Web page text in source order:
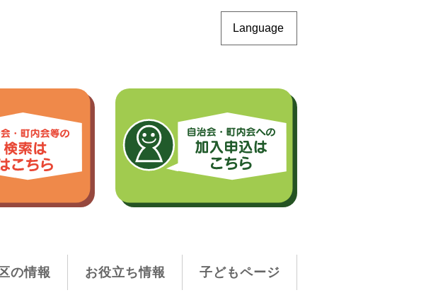
Language
の情報 お役立ち情報 子どもページ